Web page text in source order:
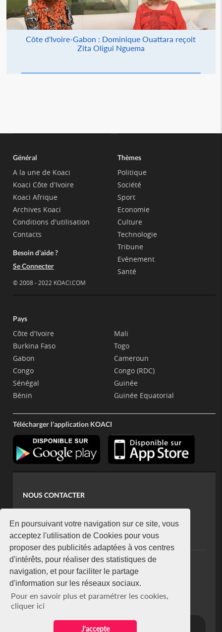
En poursuivant votre navigation sur ce site, vous
acceptez l'utilisation de Cookies pour vous
proposer des publicités adaptées à vos centres
d'intérêts, pour réaliser des statistiques de
navigation, et pour faciliter le partage
d'information sur les réseaux sociaux.
Pour en savoir plus et paramétrer les cookies,
cliquer ici
J'accepte
Côte d'Ivoire-Gabon : Dominique Ouattara reçoit
Zita Oligui Nguema
Général
A la une de Koaci
Koaci Côte d'Ivoire
Koaci Afrique
Archives Koaci
Conditions d'utilisation
Contacts
Besoin d'aide ?
Se Connecter
© 2008 - 2022 KOACI.COM
Thèmes
Politique
Société
Sport
Economie
Culture
Technologie
Tribune
Evènement
Santé
Pays
Côte d'Ivoire
Burkina Faso
Gabon
Congo
Sénégal
Bénin
Mali
Togo
Cameroun
Congo (RDC)
Guinée
Guinée Equatorial
Télécharger l'application KOACI
NOUS CONTACTER
koaci@yahoo.fr
+225 07 08 85 52 93
NEWSLETTER
Restez connecté via notre newsletter
S'abonner
Se désabonner